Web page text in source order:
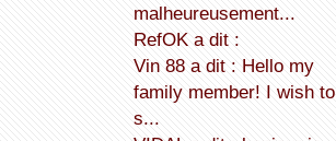
malheureusement...
refOK a dit :
Vin 88 a dit : Hello my
family member! I wish to
s...